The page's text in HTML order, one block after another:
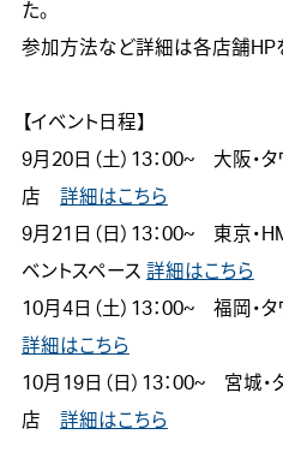
た。
参加方法など詳細は各店舗HP
【イベント日程】
9月20日（土）13：00~　大阪・
店 詳細はこちら
9月21日（日）13：00~　東京・
ベントスペース 詳細はこちら
10月4日（土）13：00~　福岡
詳細はこちら
10月19日（日）13：00~　宮城
店 詳細はこちら